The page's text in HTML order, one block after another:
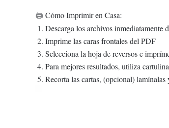
🖨️ Cómo Imprimir en Casa:
Descarga los archivos inmediatamente
Imprime las caras frontales del PDF
Selecciona la hoja de reversos e
Para mejores resultados, utiliza
Recorta las cartas, (opcional)